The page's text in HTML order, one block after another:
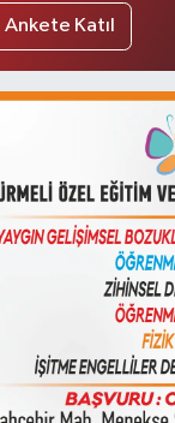
Ankete Katıl